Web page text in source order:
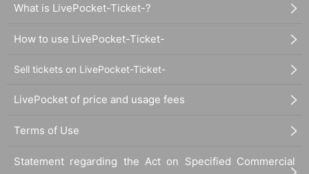
What is LivePocket-Ticket-?
How to use LivePocket-Ticket-
Sell tickets on LivePocket-Ticket-
LivePocket of price and usage fees
Terms of Use
Statement regarding the Act on Specified Commercial